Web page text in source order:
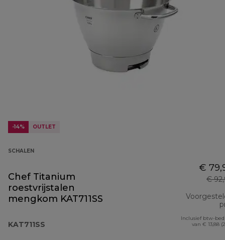
-14% OUTLET
SCHALEN
Chef Titanium
roestvrijstalen
mengkom KAT711SS
KAT711SS
€
€
Inclusief btw-
van € 13,88